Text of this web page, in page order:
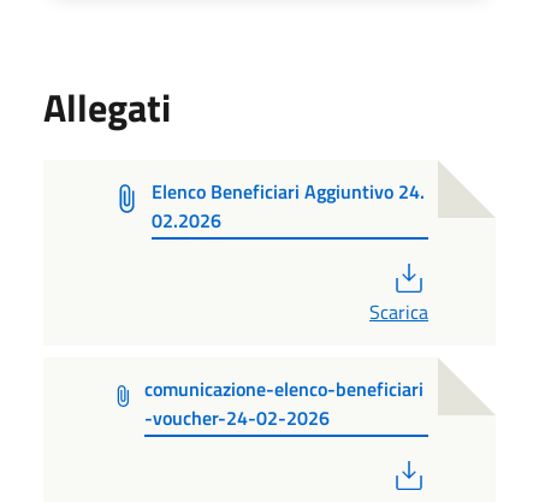
Allegati
Elenco Beneficiari Aggiuntivo 24.
02.2026
Scarica
comunicazione-elenco-beneficiari
-voucher-24-02-2026